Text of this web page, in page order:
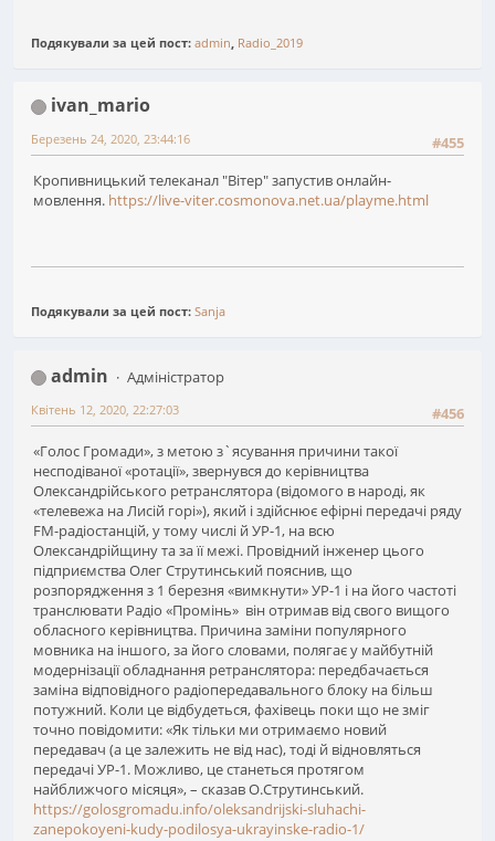
Подякували за цей пост: admin, Radio_2019
ivan_mario
#455
Березень 24, 2020, 23:44:16
Кропивницький телеканал "Вітер" запустив онлайн-
мовлення. https://live-viter.cosmonova.net.ua/playme.html
Подякували за цей пост: Sanja
admin
Адміністратор
#456
Квітень 12, 2020, 22:27:03
«Голос Громади», з метою з`ясування причини такої
несподіваної «ротації», звернувся до керівництва
Олександрійського ретранслятора (відомого в народі, як
«телевежа на Лисій горі»), який і здійснює ефірні передачі ряду
FM-радіостанцій, у тому числі й УР-1, на всю
Олександрійщину та за її межі. Провідний інженер цього
підприємства Олег Струтинський пояснив, що
розпорядження з 1 березня «вимкнути» УР-1 і на його частоті
транслювати Радіо «Промінь» він отримав від свого вищого
обласного керівництва. Причина заміни популярного
мовника на іншого, за його словами, полягає у майбутній
модернізації обладнання ретранслятора: передбачається
заміна відповідного радіопередавального блоку на більш
потужний. Коли це відбудеться, фахівець поки що не зміг
точно повідомити: «Як тільки ми отримаємо новий
передавач (а це залежить не від нас), тоді й відновляться
передачі УР-1. Можливо, це станеться протягом
найближчого місяця», – сказав О.Струтинський.
https://golosgromadu.info/oleksandrijski-sluhachi-
zanepokoyeni-kudy-podilosya-ukrayinske-radio-1/